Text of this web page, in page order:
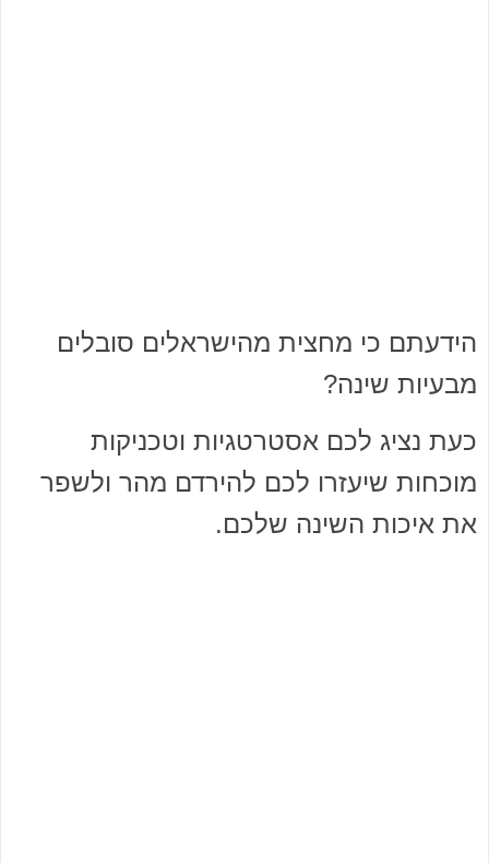
הידעתם כי מחצית מהישראלים סובלים
מבעיות שינה?
כעת נציג לכם אסטרטגיות וטכניקות
מוכחות שיעזרו לכם להירדם מהר ולשפר
את איכות השינה שלכם.